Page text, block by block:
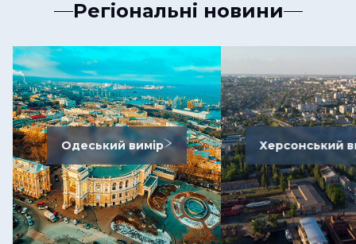
Регіональні новини
Одеський вимір Херсонський